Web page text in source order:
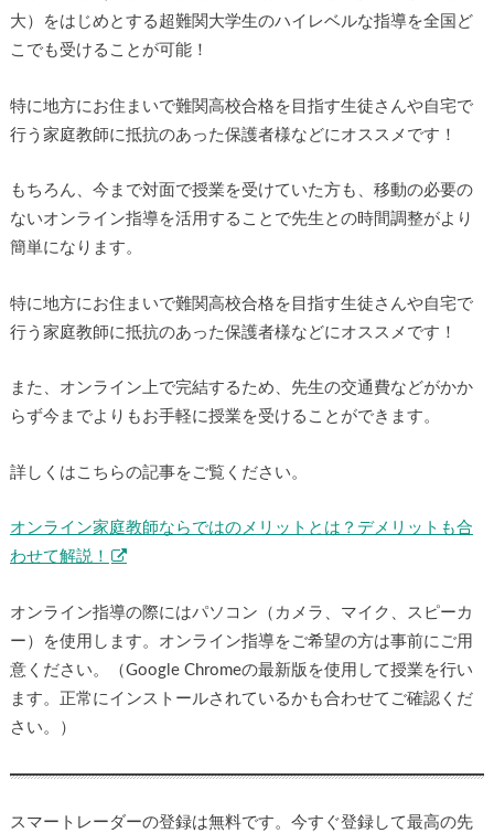
大）をはじめとする超難関大学生のハイレベルな指導を全国ど
こでも受けることが可能！
特に地方にお住まいで難関高校合格を目指す生徒さんや自宅で
行う家庭教師に抵抗のあった保護者様などにオススメです！
もちろん、今まで対面で授業を受けていた方も、移動の必要の
ないオンライン指導を活用することで先生との時間調整がより
簡単になります。
特に地方にお住まいで難関高校合格を目指す生徒さんや自宅で
行う家庭教師に抵抗のあった保護者様などにオススメです！
また、オンライン上で完結するため、先生の交通費などがかか
らず今までよりもお手軽に授業を受けることができます。
詳しくはこちらの記事をご覧ください。
オンライン家庭教師ならではのメリットとは？デメリットも合
わせて解説！
オンライン指導の際にはパソコン（カメラ、マイク、スピーカ
ー）を使用します。オンライン指導をご希望の方は事前にご用
意ください。（Google Chromeの最新版を使用して授業を行い
ます。正常にインストールされているかも合わせてご確認くだ
さい。）
スマートレーダーの登録は無料です。今すぐ登録して最高の先